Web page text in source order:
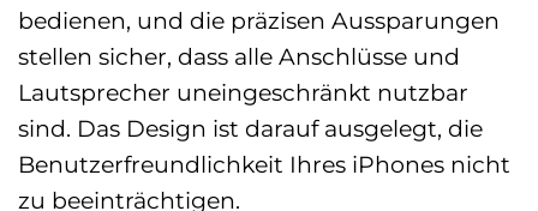
bedienen, und die präzisen Aussparungen
stellen sicher, dass alle Anschlüsse und
Lautsprecher uneingeschränkt nutzbar
sind. Das Design ist darauf ausgelegt, die
Benutzerfreundlichkeit Ihres iPhones nicht
zu beeinträchtigen.